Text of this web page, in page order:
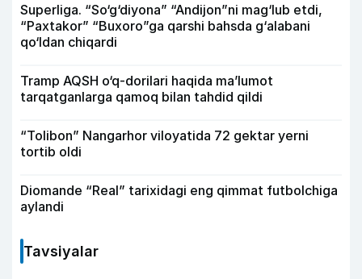
Superliga. “So‘g‘diyona” “Andijon”ni mag‘lub etdi,
“Paxtakor” “Buxoro”ga qarshi bahsda g‘alabani
qo‘ldan chiqardi
Tramp AQSH o‘q-dorilari haqida ma’lumot
tarqatganlarga qamoq bilan tahdid qildi
“Tolibon” Nangarhor viloyatida 72 gektar yerni
tortib oldi
Diomande “Real” tarixidagi eng qimmat futbolchiga
aylandi
Tavsiyalar